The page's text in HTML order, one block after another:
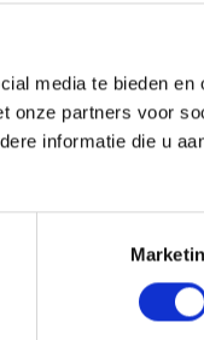
media te bieden en
onze partners voor
informatie die u
Wacht niet met
Waarschuwing
Huurflits hecht
handelen van
1: Nooit vooraf
hebben gezien.